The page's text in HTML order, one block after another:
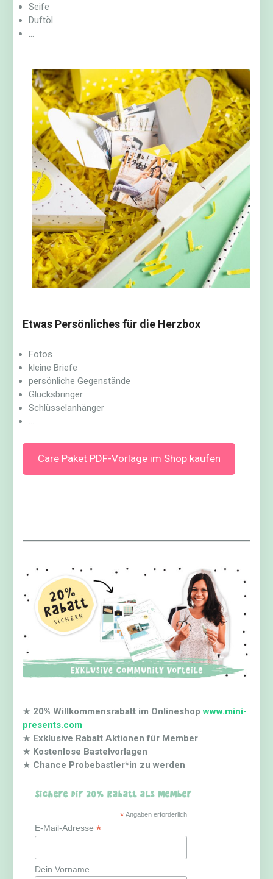
Seife
Duftöl
…
Etwas Persönliches für die Herzbox
Fotos
kleine Briefe
persönliche Gegenstände
Glücksbringer
Schlüsselanhänger
…
Care Paket PDF-Vorlage im Shop kaufen
★ 20% Willkommensrabatt im Onlineshopwww.mini-
presents.com
★ Exklusive Rabatt Aktionen für Member
★ Kostenlose Bastelvorlagen
★ Chance Probebastler*in zu werden
Sichere dir 20% Rabatt als Member
*Angaben erforderlich
E-Mail-Adresse*
Dein Vorname